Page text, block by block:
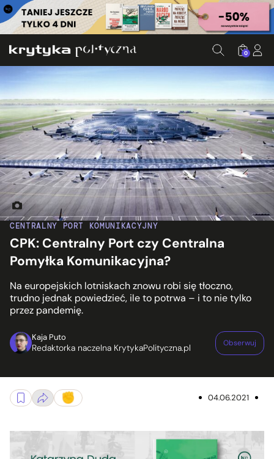
0
CENTRALNY PORT KOMUNIKACYJNY
CPK: Centralny Port czy Centralna
Pomyłka Komunikacyjna?
Na europejskich lotniskach znowu robi się tłoczno,
trudno jednak powiedzieć, ile to potrwa – i to nie tylko
przez pandemię.
Kaja Puto
Redaktorka naczelna KrytykaPolityczna.pl Obserwuj
Jedna z koncepcji CPK autorstwa biura projektowego
04.06.2021